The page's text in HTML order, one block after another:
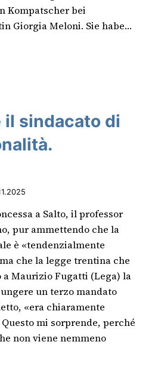
Kompatscher bei
Giorgia Meloni. Sie habe…
il sindacato di
a Salto, il professor
pur ammettendo che la
è «tendenzialmente
che la legge trentina che
a Maurizio Fugatti (Lega) la
un terzo mandato
«era chiaramente
mi sorprende, perché
non viene nemmeno